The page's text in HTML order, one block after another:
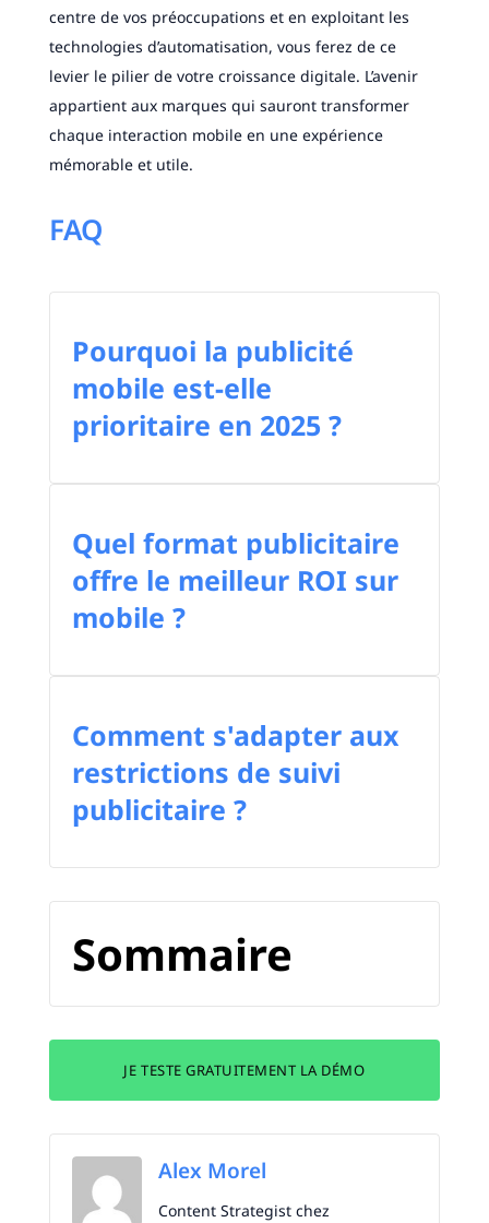
centre de vos préoccupations et en exploitant les
technologies d’automatisation, vous ferez de ce
levier le pilier de votre croissance digitale. L’avenir
appartient aux marques qui sauront transformer
chaque interaction mobile en une expérience
mémorable et utile.
FAQ
Pourquoi la publicité
mobile est-elle
prioritaire en 2025 ?
Quel format publicitaire
offre le meilleur ROI sur
mobile ?
Comment s'adapter aux
restrictions de suivi
publicitaire ?
Sommaire
JE TESTE GRATUITEMENT LA DÉMO
Alex Morel
Content Strategist chez